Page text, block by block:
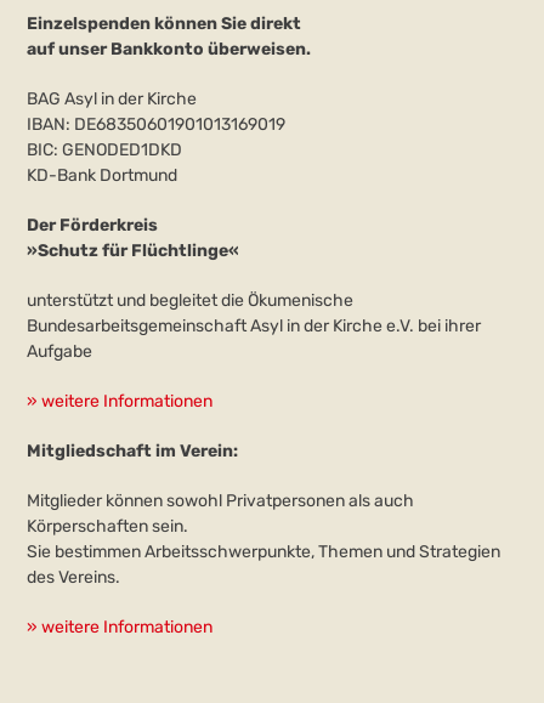
Einzelspenden können Sie direkt
auf unser Bankkonto überweisen.
BAG Asyl in der Kirche
IBAN: DE68350601901013169019
BIC: GENODED1DKD
KD-Bank Dortmund
Der Förderkreis
»Schutz für Flüchtlinge«
unterstützt und begleitet die Ökumenische
Bundesarbeitsgemeinschaft Asyl in der Kirche e.V. bei ihrer
Aufgabe
» weitere Informationen
Mitgliedschaft im Verein:
Mitglieder können sowohl Privatpersonen als auch
Körperschaften sein.
Sie bestimmen Arbeitsschwerpunkte, Themen und Strategien
des Vereins.
» weitere Informationen